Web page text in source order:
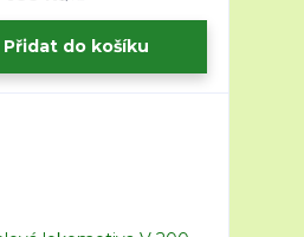
Přidat do košíku